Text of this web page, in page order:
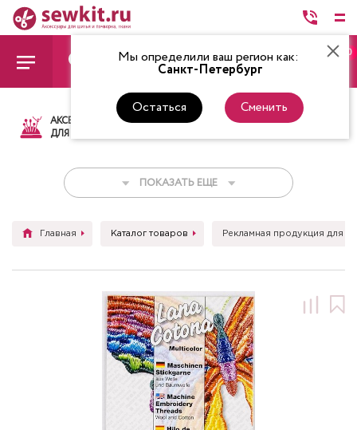
Мы определили ваш регион как:
Санкт-Петербург
Остаться Сменить
0
АКСЕССУАРЫ
ДЛЯ ШИТЬЯ
ТКАНИ НИТКИ
ПОКАЗАТЬ ЕЩЕ
Главная Каталог товаров Рекламная продукция для